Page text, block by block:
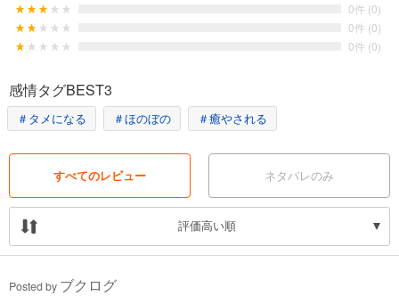
＜すべての漢字にふりがなつき。小学校中級から＞
0件 (0)
0件 (0)
0件 (0)
感情タグBEST3
＃タメになる ＃ほのぼの ＃癒やされる
すべてのレビュー ネタバレのみ
評価高い順
Posted by ブクログ